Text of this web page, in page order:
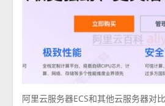
阿里云服务器ECS和其他云服务器对